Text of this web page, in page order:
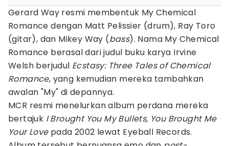
Gerard Way resmi membentuk My Chemical
Romance dengan Matt Pelissier (drum), Ray Toro
(gitar), dan Mikey Way (bass). Nama My Chemical
Romance berasal dari judul buku karya Irvine
Welsh berjudul Ecstasy: Three Tales of Chemical
Romance, yang kemudian mereka tambahkan
awalan "My" di depannya.
MCR resmi menelurkan album perdana mereka
bertajuk I Brought You My Bullets, You Brought Me
Your Lovepada 2002 lewat Eyeball Records.